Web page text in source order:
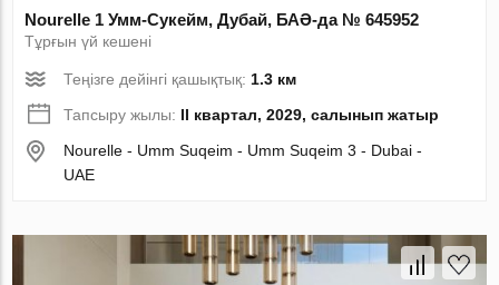
Nourelle 1 Умм-Сукейм, Дубай, БАӘ-да № 645952
Тұрғын үй кешені
Теңізге дейінгі қашықтық:1.3 км
Тапсыру жылы: II квартал, 2029, салынып жатыр
Nourelle - Umm Suqeim - Umm Suqeim 3 - Dubai -
UAE